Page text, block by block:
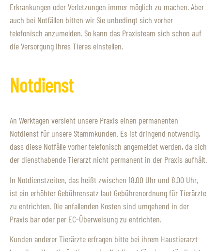
Erkrankungen oder Verletzungen immer möglich zu machen. Aber
auch bei Notfällen bitten wir Sie unbedingt sich vorher
telefonisch anzumelden. So kann das Praxisteam sich schon auf
die Versorgung Ihres Tieres einstellen.
Notdienst
An Werktagen versieht unsere Praxis einen permanenten
Notdienst für unsere Stammkunden. Es ist dringend notwendig,
dass diese Notfälle vorher telefonisch angemeldet werden, da sich
der diensthabende Tierarzt nicht permanent in der Praxis aufhält.
In Notdienstzeiten, das heißt zwischen 18.00 Uhr und 8.00 Uhr,
ist ein erhöhter Gebührensatz laut Gebührenordnung für Tierärzte
zu entrichten. Die anfallenden Kosten sind umgehend in der
Praxis bar oder per EC-Überweisung zu entrichten.
Kunden anderer Tierärzte erfragen bitte bei ihrem Haustierarzt